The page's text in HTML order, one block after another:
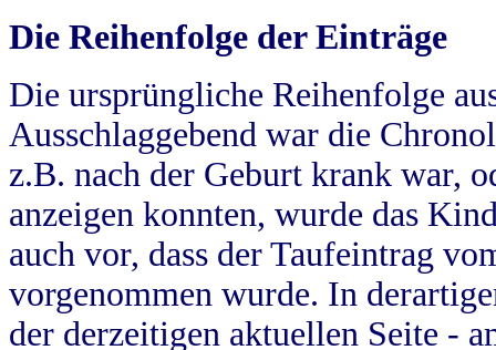
Die Reihenfolge der Einträge
Die ursprüngliche Reihenfolge
Ausschlaggebend war die
z.B. nach der Geburt krank war,
anzeigen konnten, wurde das
auch vor, dass der Taufeintrag
vorgenommen wurde. In
der derzeitigen aktuellen Seite -